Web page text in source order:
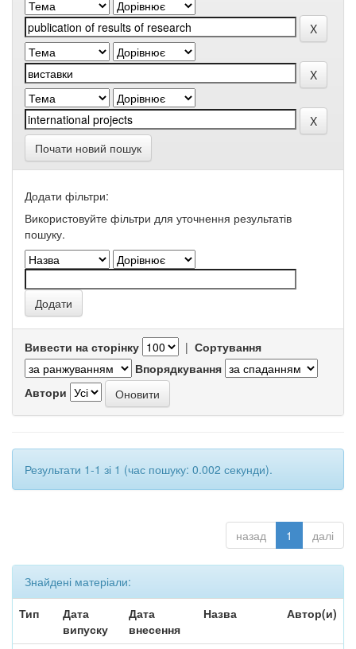
Почати новий пошук
Додати фільтри:
Використовуйте фільтри для уточнення результатів
пошуку.
Вивести на сторінку | Сортування
Впорядкування
Автори
Результати 1-1 зі 1 (час пошуку: 0.002 секунди).
назад 1 далі
Знайдені матеріали:
Тип
Дата
випуску
Дата
внесення
Назва Автор(и)